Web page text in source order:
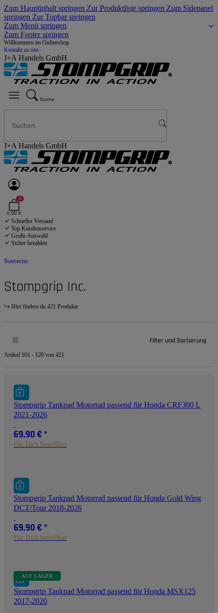
Zum Hauptinhalt springen Zur Produktliste springen Zum Sidepanel
springen Zur Topbar springen
Zum Menü springen
Zum Footer springen
Willkommen im Onlineshop
Kontakt zu uns
J+A Handels GmbH
Suche
J+A Handels GmbH
0
0,00 €
Schneller Versand
Top Kundenservice
Große Auswahl
Sicher bezahlen
Startseite
Stompgrip Inc.
Hier findest du 421 Produkte
Filter und Sortierung
Artikel 101 - 120 von 421
Stompgrip Tankpad Motorrad passend für Honda CRF300 L
2021-2026
69,90 € *
Für Dich bestellbar
Stompgrip Tankpad Motorrad passend für Honda Gold Wing
DCT/Tour 2018-2026
69,90 € *
Für Dich bestellbar
AUF LAGER
Stompgrip Tankpad Motorrad passend für Honda MSX125
2017-2020